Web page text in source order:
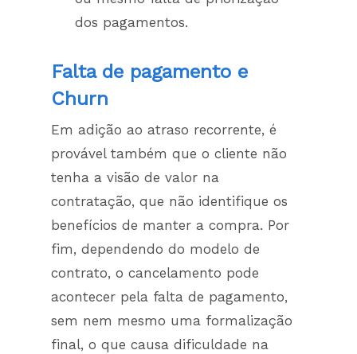
dos pagamentos.
Falta de pagamento e
Churn
Em adição ao atraso recorrente, é
provável também que o cliente não
tenha a visão de valor na
contratação, que não identifique os
benefícios de manter a compra. Por
fim, dependendo do modelo de
contrato, o cancelamento pode
acontecer pela falta de pagamento,
sem nem mesmo uma formalização
final, o que causa dificuldade na